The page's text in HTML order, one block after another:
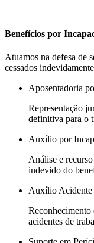
Benefícios por
Atuamos na defesa de
cessados
Aposentadoria
Representação
definitiva para o
Auxílio por
Análise e
indevido do
Auxílio Acidente
Reconhecimento
acidentes de